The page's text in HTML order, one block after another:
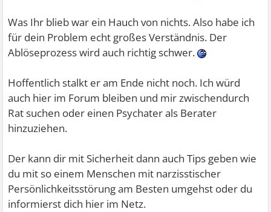
Was Ihr blieb war ein Hauch von nichts. Also habe ich
für dein Problem echt großes Verständnis. Der
Ablöseprozess wird auch richtig schwer.
Hoffentlich stalkt er am Ende nicht noch. Ich würd
auch hier im Forum bleiben und mir zwischendurch
Rat suchen oder einen Psychater als Berater
hinzuziehen.
Der kann dir mit Sicherheit dann auch Tips geben wie
du mit so einem Menschen mit narzisstischer
Persönlichkeitsstörung am Besten umgehst oder du
informierst dich hier im Netz.